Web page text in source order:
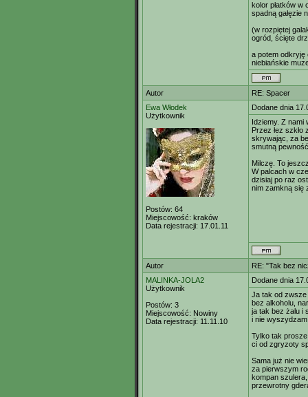
kolor płatków w
spadną gałęzie
(w rozpiętej
ogród, ścięte
a potem odkryję
niebiańskie
Autor
RE: Spacer
Ewa Włodek
Użytkownik
Postów: 64
Miejscowość: kraków
Data rejestracji: 17.01.11
Dodane dnia
Idziemy. Z nami
Przez łez szkło
skrywając, za
smutną
Milczę. To
W palcach w
dzisiaj po raz
nim zamkną się
Autor
RE: "Tak bez
MALINKA-JOLA2
Użytkownik
Postów: 3
Miejscowość: Nowiny
Data rejestracji: 11.11.10
Dodane dnia
Ja tak od zwsze
bez alkoholu,
ja tak bez żalu i
i nie
Tylko tak
ci od zgryzoty
Sama już nie
za pierwszym
kompan szulera,
przewrotny